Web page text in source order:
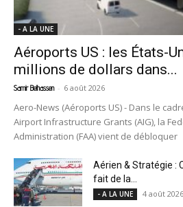
- A LA UNE
Aéroports US : les États-
millions de dollars dans...
Samir Belhassen - 6 août 2026
Aero-News (Aéroports US) - Dans le
Airport Infrastructure Grants (AIG), la
Administration (FAA) vient de débloquer
Aérien & Stratégie :
fait de la...
- A LA UNE 4 août 2026